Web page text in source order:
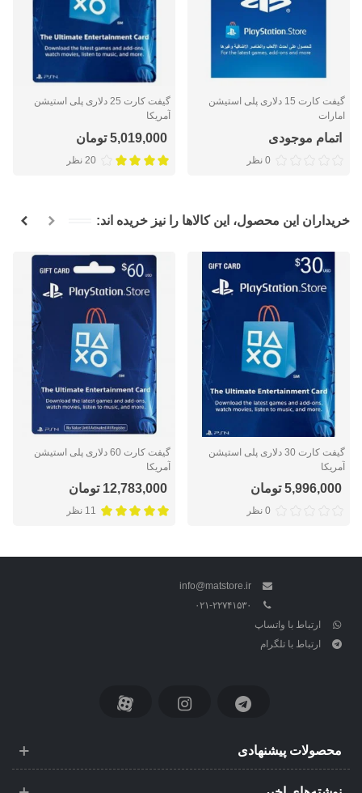
گیفت کارت 15 دلاری پلی استیشن
امارات
اتمام موجودی
0 نظر
گیفت کارت 25 دلاری پلی استیشن
آمریکا
5,019,000 تومان
20 نظر
خریداران این محصول، این کالاها را نیز خریده اند:
گیفت کارت 30 دلاری پلی استیشن
آمریکا
5,996,000 تومان
0 نظر
گیفت کارت 60 دلاری پلی استیشن
آمریکا
12,783,000 تومان
11 نظر
info@matstore.ir
۰۲۱-۲۲۷۴۱۵۳۰
ارتباط با واتساپ
ارتباط با تلگرام
محصولات پیشنهادی